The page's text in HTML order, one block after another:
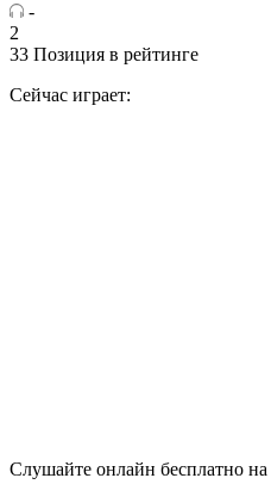
-
2
33 Позиция в рейтинге
Сейчас играет:
Cлушайте онлайн бесплатно на